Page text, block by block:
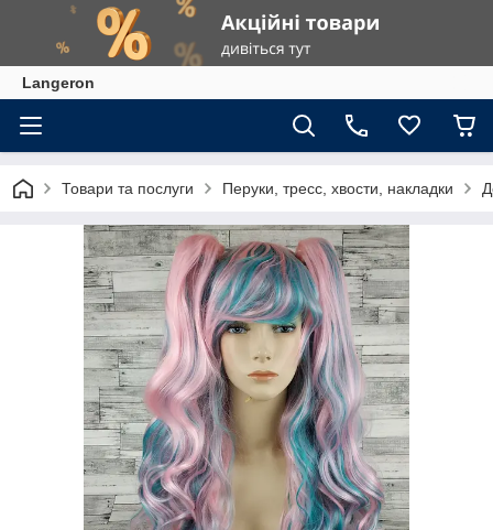
Langeron
Товари та послуги Перуки, тресс, хвости, накладки